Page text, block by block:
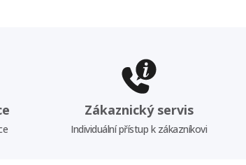
Zákaznický servis
Individuální přístup k zákazníkovi